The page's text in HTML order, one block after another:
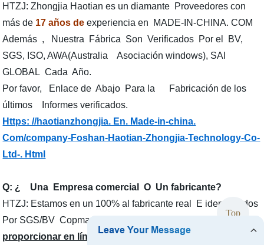
HTZJ: Zhongjia Haotian es un diamante Proveedores con
más de 17 años de experiencia en MADE-IN-CHINA. COM
Además , Nuestra Fábrica Son Verificados Por el BV,
SGS, ISO, AWA(Australia Asociación windows), SAI
GLOBAL Cada Año.
Por favor, Enlace de Abajo Para la Fabricación de los
últimos Informes verificados.
Https: //haotianzhongjia. En. Made-in-china.
Com/company-Foshan-Haotian-Zhongjia-Technology-Co-
Ltd-. Html
Q: ¿ Una Empresa comercial O Un fabricante?
HTZJ: Estamos en un 100% al fabricante real E identificados
Por SGS/BV Copmany y le damos la bienvenida a
proporcionar en línea en vivo para ver nuestra fábrica.
Top